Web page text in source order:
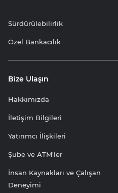
Sürdürülebilirlik
Özel Bankacılık
Bize Ulaşın
Hakkımızda
İletişim Bilgileri
Yatırımcı İlişkileri
Şube ve ATM'ler
İnsan Kaynakları ve Çalışan
Deneyimi